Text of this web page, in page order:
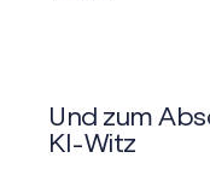
Und zum
KI-Witz